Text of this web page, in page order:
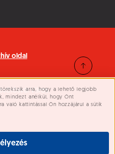
arra, hogy a lehető legjobb
mindezt anélkül, hogy Önt
való kattintással Ön hozzájárul a sütik
oldal
Város